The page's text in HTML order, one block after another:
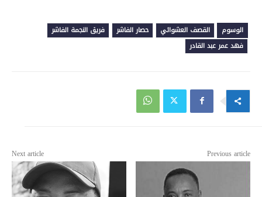
الوسوم القصف العشوائي حصار الفاشر
فريق النجمة الفاشر
فهد عمر عبد القادر
Previous article
Next article